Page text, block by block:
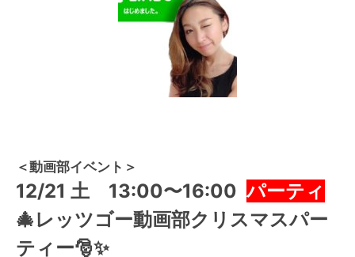
＜動画部イベント＞
12/21 土 13:00〜16:00 パーティ
🎄レッツゴー動画部クリスマスパー
ティー🎅✨